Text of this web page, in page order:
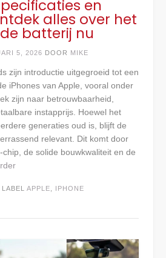
en
alles over het
batterij nu
5, 2026 DOOR MIKE
zijn introductie uitgegroeid tot een
iPhones van Apple, vooral onder
zijn naar betrouwbaarheid,
instapprijs. Hoewel het
generaties oud is, blijft de
relevant. Dit komt door
de solide bouwkwaliteit en de
LABEL APPLE IPHONE